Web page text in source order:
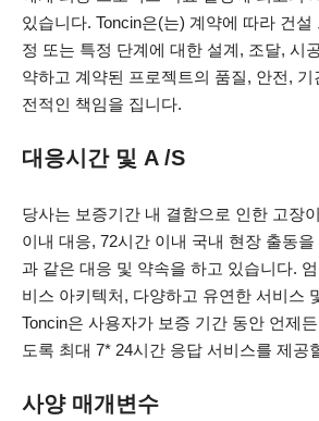
있습니다. Toncin은(는) 계약에 따라 건
정 또는 특정 단계에 대한 설계, 조달, 시
약하고 계약된 프로젝트의 품질, 안전, 기
전적인 책임을 집니다.
대응시간 및 A /S
당사는 보증기간 내 결함으로 인한 고장
이내 대응, 72시간 이내 국내 현장 출동
과 같은 대응 및 약속을 하고 있습니다.
비스 아키텍처, 다양하고 유연한 서비스
Toncin은 사용자가 보증 기간 동안 언제
도록 최대 7* 24시간 응답 서비스를 제공
사양 매개변수